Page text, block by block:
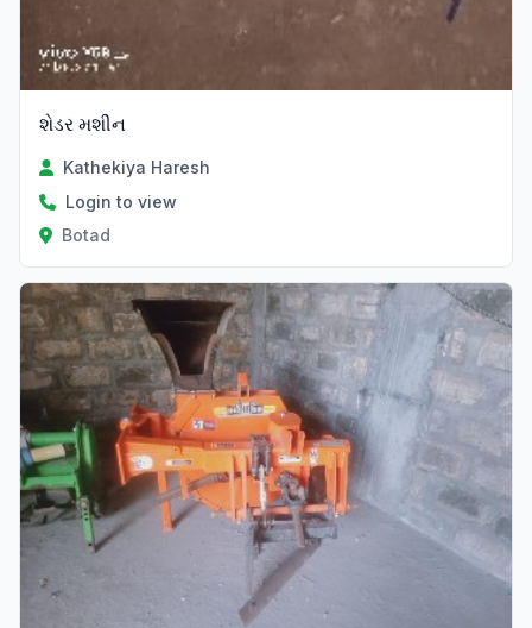
શેડર મશીન
Kathekiya Haresh
Login to view
Botad